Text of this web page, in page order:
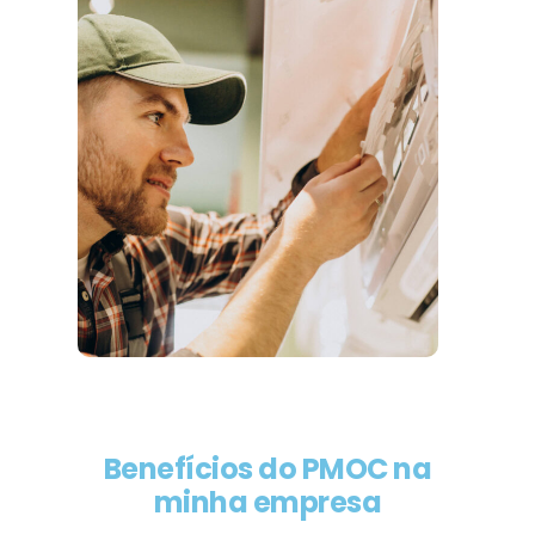
Benefícios do PMOC na
minha empresa